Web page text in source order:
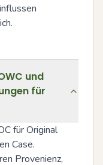
und
für
für Original
Case.
Provenienz,